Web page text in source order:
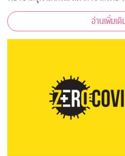
2563 เวลา 08.00-15.00 ณ ฝ่ายธนา
ริมังคลานุสรณ์ รพ.จุฬาลงกรอ่านเพิ่มเติ